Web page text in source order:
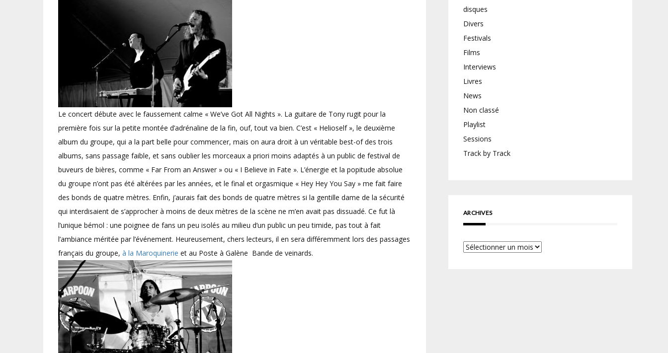
Le concert débute avec le faussement calme « We’ve Got All Nights ». La guitare de Tony rugit pour la
première fois sur la petite montée d’adrénaline de la fin, ouf, tout va bien. C’est « Helioself », le deuxième
album du groupe, qui a la part belle pour commencer, mais on aura droit à un véritable best-of des trois
albums, sans passage faible, et sans oublier les morceaux a priori moins adaptés à un public de festival de
buveurs de bières, comme « Far From an Answer » ou « I Believe in Fate ». L’énergie et la popitude absolue
du groupe n’ont pas été altérées par les années, et le final et orgasmique « Hey Hey You Say » me fait faire
des bonds de quatre mètres. Enfin, j’aurais fait des bonds de quatre mètres si la gentille dame de la sécurité
qui interdisaient de s’approcher à moins de deux mètres de la scène ne m’en avait pas dissuadé. Ce fut là
l’unique bémol : une poignee de fans un peu isolés au milieu d’un public un peu timide, pas tout à fait
l’ambiance méritée par l’événement. Heureusement, chers lecteurs, il en sera différemment lors des passages
français du groupe, à la Maroquinerie et au Poste à Galène Bande de veinards.
disques
Divers
Festivals
Films
Interviews
Livres
News
Non classé
Playlist
Sessions
Track by Track
ARCHIVES
Archives